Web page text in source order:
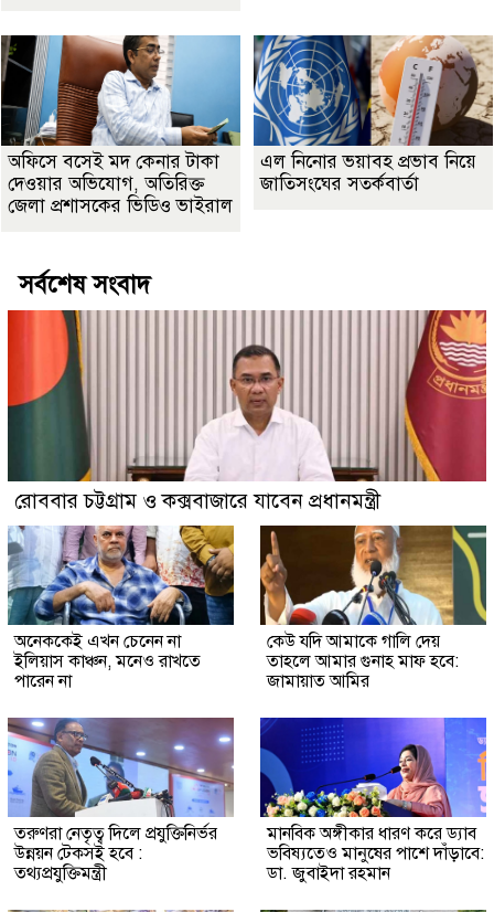
অফিসে বসেই মদ কেনার টাকা
দেওয়ার অভিযোগ, অতিরিক্ত
জেলা প্রশাসকের ভিডিও ভাইরাল
এল নিনোর ভয়াবহ প্রভাব নিয়ে
জাতিসংঘের সতর্কবার্তা
সর্বশেষ সংবাদ
রোববার চট্টগ্রাম ও কক্সবাজারে যাবেন প্রধানমন্ত্রী
অনেককেই এখন চেনেন না
ইলিয়াস কাঞ্চন, মনেও রাখতে
পারেন না
কেউ যদি আমাকে গালি দেয়
তাহলে আমার গুনাহ মাফ হবে:
জামায়াত আমির
তরুণরা নেতৃত্ব দিলে প্রযুক্তিনির্ভর
উন্নয়ন টেকসই হবে :
তথ্যপ্রযুক্তিমন্ত্রী
মানবিক অঙ্গীকার ধারণ করে ড্যাব
ভবিষ্যতেও মানুষের পাশে দাঁড়াবে:
ডা. জুবাইদা রহমান